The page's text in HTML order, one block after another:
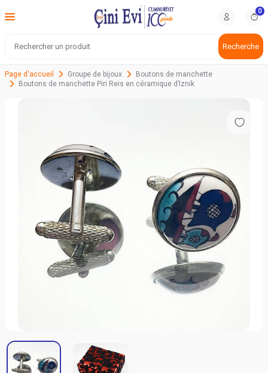
Recherche
0
Page d'accueil Groupe de bijoux
Boutons de manchette
Boutons de manchette Piri Reis en céramique d’Iznik